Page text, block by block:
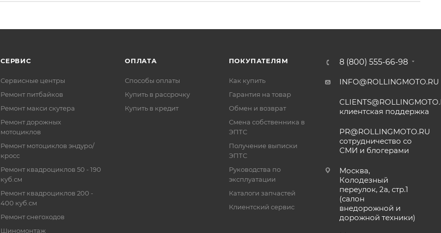
СЕРВИС
Сервисные центры
Ремонт питбайков
Ремонт макси скутера
Ремонт дорожных
мотоциклов
Ремонт мотоциклов эндуро/
кросс
Ремонт квадроциклов 50 - 190
куб.см
Ремонт квадроциклов 200 -
400 куб.см
Ремонт снегоходов
Шиномонтаж
ОПЛАТА
Способы оплаты
Купить в рассрочку
Купить в кредит
ПОКУПАТЕЛЯМ
Как купить
Гарантия на товар
Обмен и возврат
Смена собственника в
ЭПТС
Получение выписки
ЭПТС
Руководства по
эксплуатации
Каталоги запчастей
Клиентский сервис
8 (800) 555-66-98
INFO@ROLLINGMOTO.RU
клиентская поддержка
PR@ROLLINGMOTO.RU
сотрудничество со
СМИ и блогерами
Москва,
Колодезный
переулок, 2а, стр.1
(салон
внедорожной и
дорожной техники)